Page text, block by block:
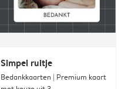
Simpel ruitje
Bedankkaarten | Premium kaart